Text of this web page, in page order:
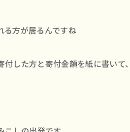
る方が居るんですね
した方と寄付金額を紙に書いて